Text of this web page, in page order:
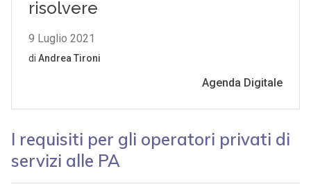
I requisiti per gli operatori privati di
servizi alle PA